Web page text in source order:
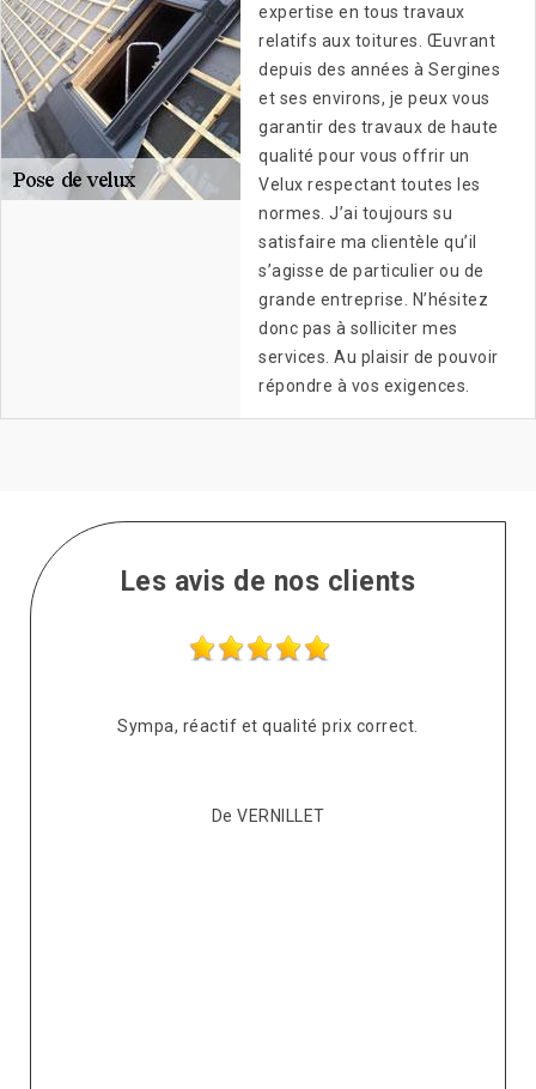
expertise en tous travaux
relatifs aux toitures. Œuvrant
depuis des années à Sergines
et ses environs, je peux vous
garantir des travaux de haute
qualité pour vous offrir un
Velux respectant toutes les
normes. J’ai toujours su
satisfaire ma clientèle qu’il
s’agisse de particulier ou de
grande entreprise. N’hésitez
donc pas à solliciter mes
services. Au plaisir de pouvoir
répondre à vos exigences.
Les avis de nos clients
Sympa, réactif et qualité prix correct.
De VERNILLET